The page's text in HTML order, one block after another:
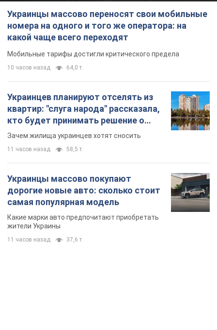
Украинцы массово переносят свои мобильные
номера на одного и того же оператора: на
какой чаще всего переходят
Мобильные тарифы достигли критического предела
10 часов назад 64,0 т.
Украинцев планируют отселять из
квартир: "слуга народа" рассказала,
кто будет принимать решение о
сносе домов
Зачем жилища украинцев хотят сносить
11 часов назад 58,5 т.
Украинцы массово покупают
дорогие новые авто: сколько стоит
самая популярная модель
Какие марки авто предпочитают приобретать
жители Украины
11 часов назад 37,6 т.